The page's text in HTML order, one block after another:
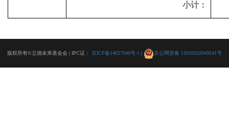
小计：
版权所有©立德未来基金会 | IPC证： 京ICP备14027940号-1 京公网安备 11010502049541号